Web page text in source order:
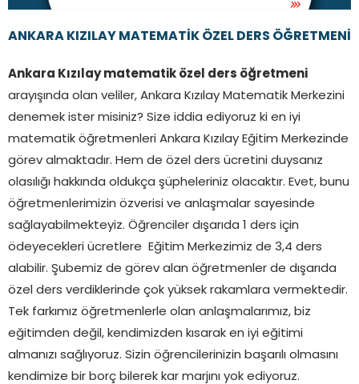
ANKARA KIZILAY MATEMATİK ÖZEL DERS ÖĞRETMENİ
Ankara Kızılay matematik özel ders öğretmeni
arayışında olan veliler, Ankara Kızılay Matematik Merkezini
denemek ister misiniz? Size iddia ediyoruz ki en iyi
matematik öğretmenleri Ankara Kızılay Eğitim Merkezinde
görev almaktadır. Hem de özel ders ücretini duysanız
olasılığı hakkında oldukça şüpheleriniz olacaktır. Evet, bunu
öğretmenlerimizin özverisi ve anlaşmalar sayesinde
sağlayabilmekteyiz. Öğrenciler dışarıda 1 ders için
ödeyecekleri ücretlere Eğitim Merkezimiz de 3,4 ders
alabilir. Şubemiz de görev alan öğretmenler de dışarıda
özel ders verdiklerinde çok yüksek rakamlara vermektedir.
Tek farkımız öğretmenlerle olan anlaşmalarımız, biz
eğitimden değil, kendimizden kısarak en iyi eğitimi
almanızı sağlıyoruz. Sizin öğrencilerinizin başarılı olmasını
kendimize bir borç bilerek kar marjını yok ediyoruz.